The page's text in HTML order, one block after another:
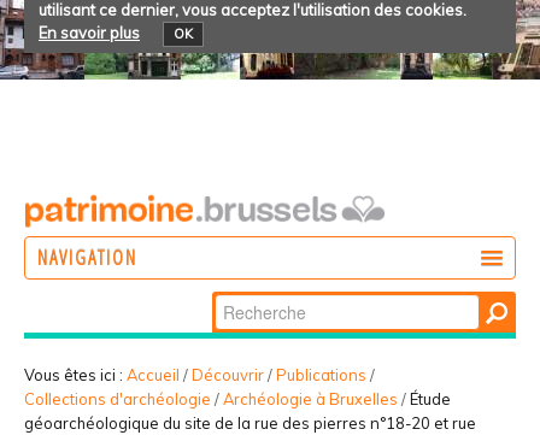
utilisant ce dernier, vous acceptez l'utilisation des cookies.
En savoir plus
OK
NAVIGATION
PARTICIPER
Chercher par
Recherche
avancée…
Vous êtes ici : Accueil /Découvrir/Publications /
Collections d'archéologie /Archéologie à Bruxelles /Étude
géoarchéologique du site de la rue des pierres n°18-20 et rue